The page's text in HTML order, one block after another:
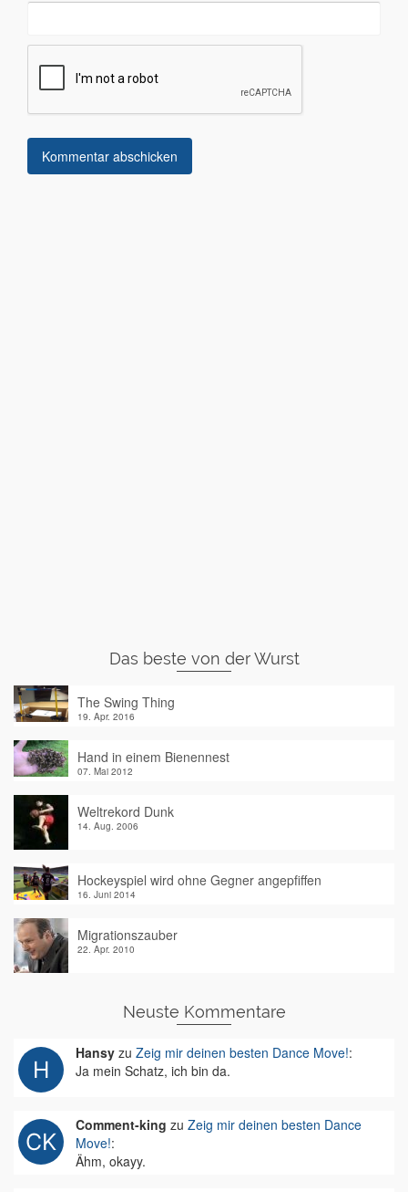
Das beste von der Wurst
The Swing Thing
19. Apr. 2016
Hand in einem Bienennest
07. Mai 2012
Weltrekord Dunk
14. Aug. 2006
Hockeyspiel wird ohne Gegner angepfiffen
16. Juni 2014
Migrationszauber
22. Apr. 2010
Neuste Kommentare
Hansy zu Zeig mir deinen besten Dance Move!:
Ja mein Schatz, ich bin da.
Comment-king zu Zeig mir deinen besten Dance
Move!:
Ähm, okayy.